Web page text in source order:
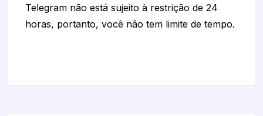
Telegram não está sujeito à restrição de 24
horas, portanto, você não tem limite de tempo.